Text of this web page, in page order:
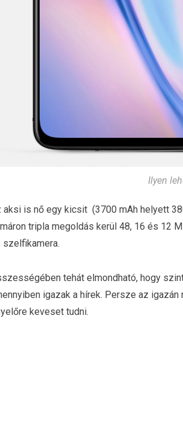
Ilyen
aksi is nő egy kicsit (3700 mAh helyett
tripla megoldás kerül 48, 16 és 12
szelfikamera.
tehát elmondható, hogy
igazak a hírek. Persze az
keveset tudni.